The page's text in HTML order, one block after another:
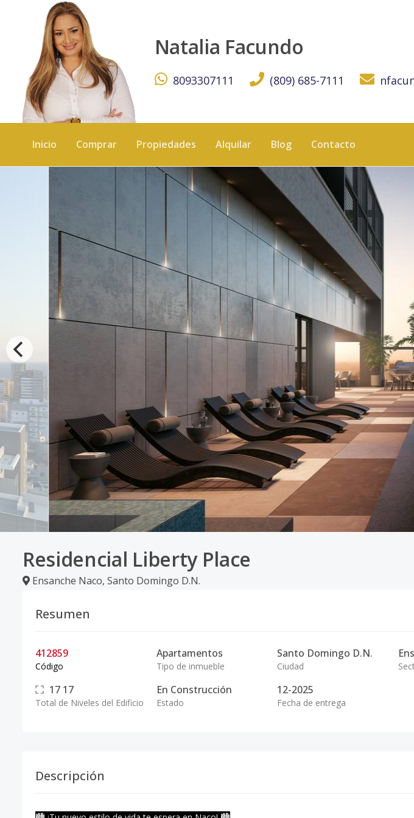
Natalia Facundo
8093307111 (809) 685-7111
Inicio Comprar Propiedades Alquilar Blog Contacto
Residencial Liberty Place
Ensanche Naco, Santo Domingo D.N.
Resumen
412859
Código
Apartamentos
Tipo de inmueble
Santo Domingo D.N.
Ciudad
17 17
Total de Niveles del Edificio
En Construcción
Estado
12-2025
Fecha de entrega
Descripción
Residencial Liberty Place - KW DOMINICANA